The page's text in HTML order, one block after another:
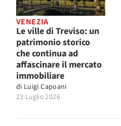
VENEZIA
Le ville di Treviso: un
patrimonio storico
che continua ad
affascinare il mercato
immobiliare
di Luigi Capoani
23 Luglio 2026